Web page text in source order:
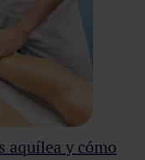
aquílea y cómo